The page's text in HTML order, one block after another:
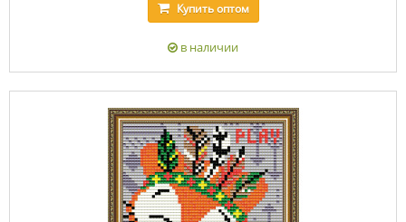
Купитьоптом
в наличии